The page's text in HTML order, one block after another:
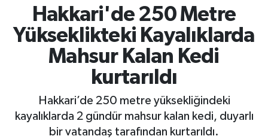
Hakkari'de 250 Metre
Yükseklikteki Kayalıklarda
Mahsur Kalan Kedi
kurtarıldı
Hakkari’de 250 metre yüksekliğindeki
kayalıklarda 2 gündür mahsur kalan kedi, duyarlı
bir vatandaş tarafından kurtarıldı.
DOĞA
DÜNYA
EĞİTİM
EKONOMİ
Hakkari Namaz Vakitleri
Hakkâri Trafik Yoğunluk Haritası
Süper Lig Puan Durumu ve Fikstür
Tüm Manşetler
Son Dakika Haberleri